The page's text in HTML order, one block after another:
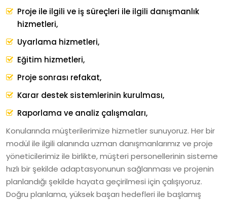
Proje ile ilgili ve iş süreçleri ile ilgili danışmanlık
hizmetleri,
Uyarlama hizmetleri,
Eğitim hizmetleri,
Proje sonrası refakat,
Karar destek sistemlerinin kurulması,
Raporlama ve analiz çalışmaları,
Konularında müşterilerimize hizmetler sunuyoruz. Her bir
modül ile ilgili alanında uzman danışmanlarımız ve proje
yöneticilerimiz ile birlikte, müşteri personellerinin sisteme
hızlı bir şekilde adaptasyonunun sağlanması ve projenin
planlandığı şekilde hayata geçirilmesi için çalışıyoruz.
Doğru planlama, yüksek başarı hedefleri ile başlamış